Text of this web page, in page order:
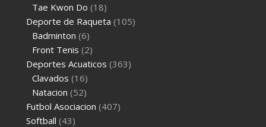
Tae Kwon Do (18)
Deporte de Raqueta (105)
Badminton (6)
Front Tenis (2)
Deportes Acuaticos (363)
Clavados (16)
Natacion (52)
Futbol Asociacion (407)
Softball (43)